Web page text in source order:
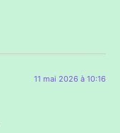
11 mai 2026 à 10:16